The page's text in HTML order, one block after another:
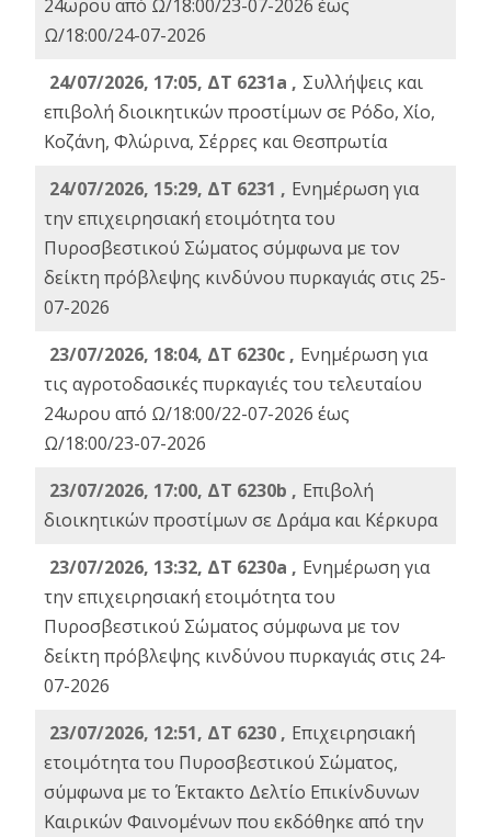
24ωρου από Ω/18:00/23-07-2026 έως
Ω/18:00/24-07-2026
24/07/2026, 17:05, ΔΤ 6231a , Συλλήψεις και
επιβολή διοικητικών προστίμων σε Ρόδο, Χίο,
Κοζάνη, Φλώρινα, Σέρρες και Θεσπρωτία
24/07/2026, 15:29, ΔΤ 6231 , Ενημέρωση για
την επιχειρησιακή ετοιμότητα του
Πυροσβεστικού Σώματος σύμφωνα με τον
δείκτη πρόβλεψης κινδύνου πυρκαγιάς στις 25-
07-2026
23/07/2026, 18:04, ΔΤ 6230c , Ενημέρωση για
τις αγροτοδασικές πυρκαγιές του τελευταίου
24ωρου από Ω/18:00/22-07-2026 έως
Ω/18:00/23-07-2026
23/07/2026, 17:00, ΔΤ 6230b , Επιβολή
διοικητικών προστίμων σε Δράμα και Κέρκυρα
23/07/2026, 13:32, ΔΤ 6230a , Ενημέρωση για
την επιχειρησιακή ετοιμότητα του
Πυροσβεστικού Σώματος σύμφωνα με τον
δείκτη πρόβλεψης κινδύνου πυρκαγιάς στις 24-
07-2026
23/07/2026, 12:51, ΔΤ 6230 , Επιχειρησιακή
ετοιμότητα του Πυροσβεστικού Σώματος,
σύμφωνα με το Έκτακτο Δελτίο Επικίνδυνων
Καιρικών Φαινομένων που εκδόθηκε από την